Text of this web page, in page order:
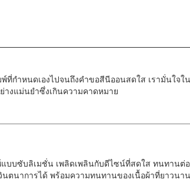
ที่กำหนดเองไปจนถึงคำขอสีนีออนสดใส เรามั่นใจใ
างแม่นยำซึ่งเกินความคาดหมาย
บบซับลิเมชั่น เพลิดเพลินกับดีไซน์ที่สดใส ทนทานต่
นตนาการได้ พร้อมความทนทานของเนื้อผ้าที่ยาวนาน